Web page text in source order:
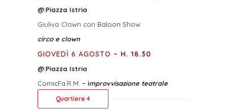
@:Piazza Istria
Giulivo Clown con Baloon Show
circo e clown
GIOVEDÌ 6 AGOSTO – H. 18.30
@:Piazza Istria
ComicFa.R.M. – improvvisazione teatrale
Quartiere 4